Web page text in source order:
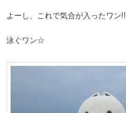
よーし、これで気合が入ったワン!!
泳ぐワン☆